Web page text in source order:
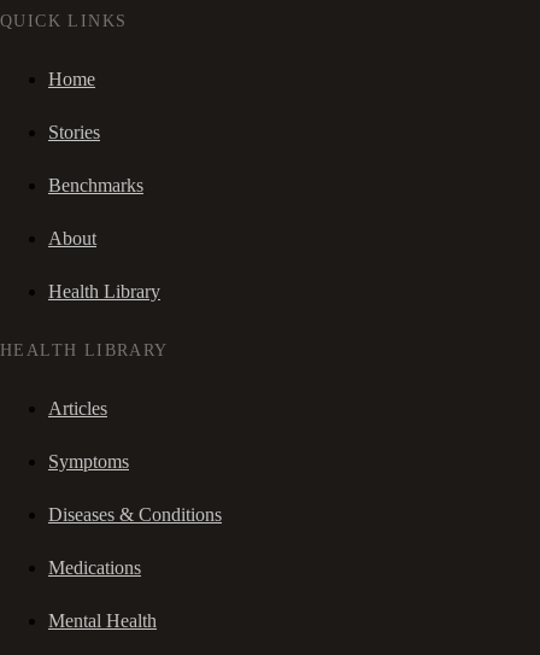
QUICK LINKS
Home
Stories
Benchmarks
About
Health Library
HEALTH LIBRARY
Articles
Symptoms
Diseases & Conditions
Medications
Mental Health